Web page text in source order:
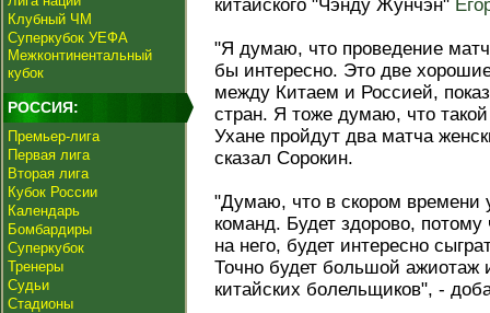
Клубный ЧМ
Суперкубок УЕФА
Межконтинентальный
кубок
РОССИЯ:
Премьер-лига
Первая лига
Вторая лига
Кубок России
Календарь
Бомбардиры
Суперкубок
Тренеры
Судьи
Стадионы
китайского "Чэнду Жунчэн"
"Я думаю, что проведение
бы интересно. Это две
между Китаем и Россией,
стран. Я тоже думаю, что
Ухане пройдут два матча
сказал Сорокин.
"Думаю, что в скором времени
команд. Будет здорово,
на него, будет интересно
Точно будет большой ажиотаж
китайских болельщиков", -